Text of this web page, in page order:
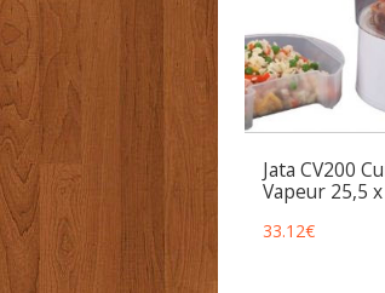
Jata CV200
Vapeur 25,5
33.12€